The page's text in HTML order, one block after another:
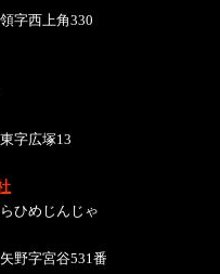
字西上角330
字広塚13
ひめじんじゃ
野字宮谷531番